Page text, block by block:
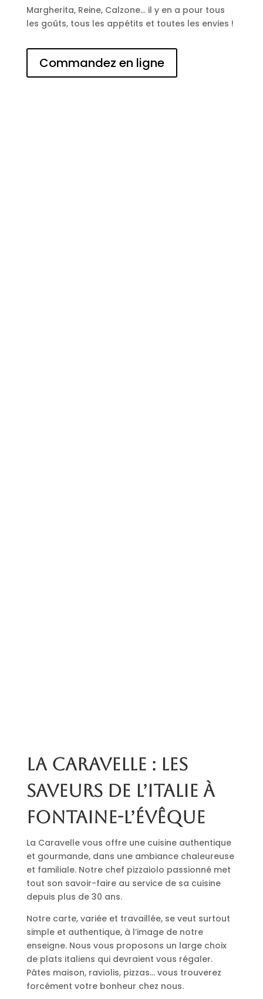
Margherita, Reine, Calzone… il y en a pour tous
les goûts, tous les appétits et toutes les envies !
Commandez en ligne
La Caravelle : les
saveurs de l’Italie à
Fontaine-l’Évêque
La Caravelle vous offre une cuisine authentique
et gourmande, dans une ambiance chaleureuse
et familiale. Notre chef pizzaiolo passionné met
tout son savoir-faire au service de sa cuisine
depuis plus de 30 ans.
Notre carte, variée et travaillée, se veut surtout
simple et authentique, à l’image de notre
enseigne. Nous vous proposons un large choix
de plats italiens qui devraient vous régaler.
Pâtes maison, raviolis, pizzas… vous trouverez
forcément votre bonheur chez nous.